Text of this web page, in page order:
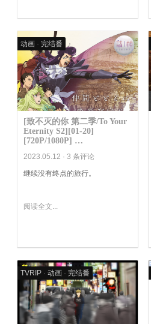
动画 · 完结番
[致不灭的你 第二季/To Your
Eternity S2][01-20]
[720P/1080P] …
2023.05.12 · 3 条评论
继续没有终点的旅行。
阅读全文...
TVRIP · 动画 · 完结番